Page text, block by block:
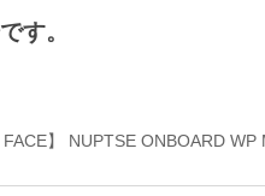
す。
FACE】 NUPTSE ONBOARD